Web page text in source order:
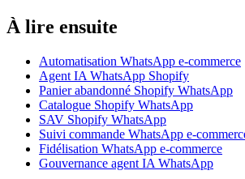
À lire ensuite
Automatisation WhatsApp e-commerce
Agent IA WhatsApp Shopify
Panier abandonné Shopify WhatsApp
Catalogue Shopify WhatsApp
SAV Shopify WhatsApp
Suivi commande WhatsApp e-
Fidélisation WhatsApp e-commerce
Gouvernance agent IA WhatsApp